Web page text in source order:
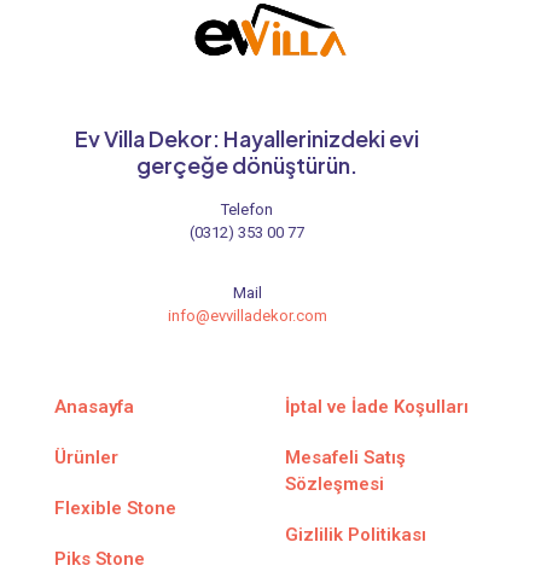
Ev Villa Dekor: Hayallerinizdeki evi
gerçeğe dönüştürün.
Telefon
(0312) 353 00 77
Mail
info@evvilladekor.com
Anasayfa
Ürünler
Flexible Stone
Piks Stone
İptal ve İade Koşulları
Mesafeli Satış
Sözleşmesi
Gizlilik Politikası